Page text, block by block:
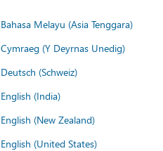
Bahasa Melayu (Asia Tenggara)
Cymraeg (Y Deyrnas Unedig)
Deutsch (Schweiz)
English (India)
English (New Zealand)
English (United States)